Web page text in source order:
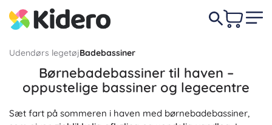
Udendørs legetøjBadebassiner
Børnebadebassiner til haven –
oppustelige bassiner og legecentre
Sæt fart på sommeren i haven med børnebadebassiner,